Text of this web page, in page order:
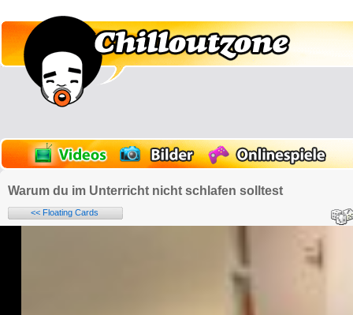
Warum du im Unterricht nicht schlafen solltest
<< Floating Cards